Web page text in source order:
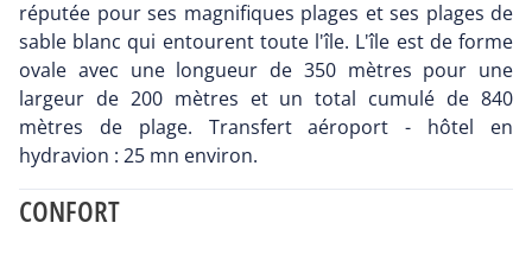
réputée pour ses magnifiques plages et ses plages de
sable blanc qui entourent toute l'île. L'île est de forme
ovale avec une longueur de 350 mètres pour une
largeur de 200 mètres et un total cumulé de 840
mètres de plage. Transfert aéroport - hôtel en
hydravion : 25 mn environ.
CONFORT